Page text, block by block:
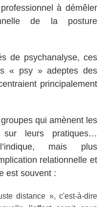
à démêler
de la posture
de psychanalyse, ces
« psy » adeptes des
principalement
qui amènent les
sur leurs pratiques…
mais plus
relationnelle et
est souvent :
distance », c'est-à-dire